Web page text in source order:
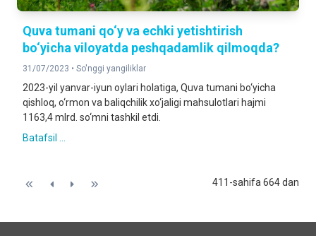
Quva tumani qo‘y va echki yetishtirish
bo‘yicha viloyatda peshqadamlik qilmoqda?
31/07/2023 • So'nggi yangiliklar
2023-yil yanvar-iyun oylari holatiga, Quva tumani bo‘yicha
qishloq, o‘rmon va baliqchilik xo‘jaligi mahsulotlari hajmi
1163,4 mlrd. so‘mni tashkil etdi.
Batafsil ...
411-sahifa 664 dan